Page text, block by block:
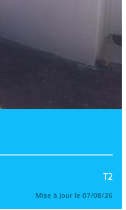
T2
Mise à jour le 07/08/26